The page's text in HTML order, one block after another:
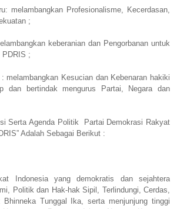
melambangkan Profesionalisme, Kecerdasan,
;
keberanian dan Pengorbanan untuk
PDRIS ;
melambangkan Kesucian dan Kebenaran hakiki
dan bertindak mengurus Partai, Negara dan
Serta Agenda Politik
Partai Demokrasi Rakyat
Adalah Sebagai Berikut :
Indonesia yang demokratis dan sejahtera
Politik dan Hak-hak Sipil, Terlindungi, Cerdas,
Tunggal Ika, serta menjunjung tinggi